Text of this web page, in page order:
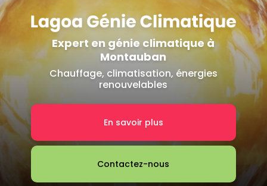
Expert en génie climatique à
Montauban
Chauffage, climatisation, énergies
renouvelables
En savoir plus
Contactez-nous